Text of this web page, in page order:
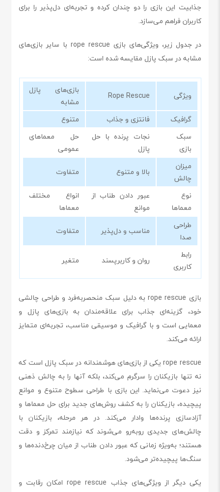
جذابیت این بازی را دو چندان کرده و تجربه‌ای دل‌پذیر را برای
کاربران فراهم می‌سازد.
در جدول زیر، ویژگی‌های بازی rope rescue با سایر بازی‌های
مشابه در سبک پازل مقایسه شده است:
ویژگی Rope Rescue
بازی‌های پازل
مشابه
گرافیک
فانتزی و جذاب
متنوع
سبک
بازی
نجات پرنده با حل
پازل
حل معماهای
عمومی
میزان
چالش
بالا و متنوع
متفاوت
نوع
معماها
عبور دادن طناب از
موانع
انواع مختلف
معماها
طراحی
صدا
مناسب و دل‌پذیر
متفاوت
رابط
کاربری
روان و کاربرپسند متغیر
بازی rope rescue به دلیل سبک منحصربه‌فرد و طراحی چالشی
خود، گزینه‌ای جذاب برای علاقه‌مندان به بازی‌های پازل و
معمایی است و با گرافیک و موسیقی مناسب، تجربه‌ای متمایز
ارائه می‌کند.
rope rescue یکی از بازی‌های هوشمندانه در سبک پازل است که
نه تنها بازیکنان را سرگرم می‌کند، بلکه آنها را به چالش ذهنی
نیز دعوت می‌نماید. این بازی با طراحی سطوح متنوع و موانع
پیچیده، بازیکنان را به کشف روش‌های جدید برای حل معماها و
آزادسازی پرنده‌ها وادار می‌کند. در هر مرحله، بازیکنان با
چالش‌های جدیدی روبه‌رو می‌شوند که نیازمند تمرکز و دقت
هستند؛ به‌ویژه زمانی که عبور دادن طناب از میان چرخ‌دنده‌ها و
سنگ‌ها پیچیده‌تر می‌شود.
یکی دیگر از ویژگی‌های جذاب rope rescue امکان رقابت و